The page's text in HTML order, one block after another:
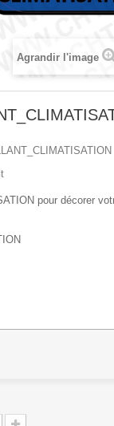
Agrandir l'image
pour décorer